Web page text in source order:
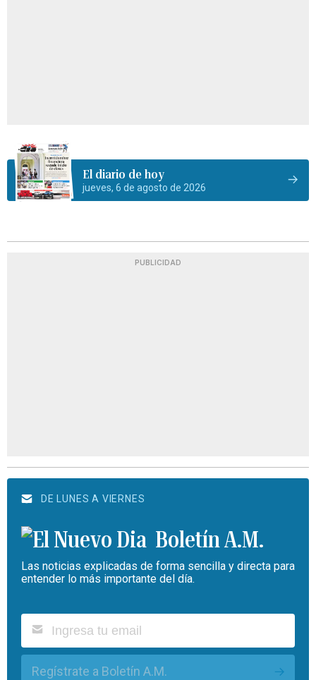
El diario de hoy
jueves, 6 de agosto de 2026
PUBLICIDAD
DE LUNES A VIERNES
Boletín A.M.
Las noticias explicadas de forma sencilla y directa para
entender lo más importante del día.
Regístrate a Boletín A.M.